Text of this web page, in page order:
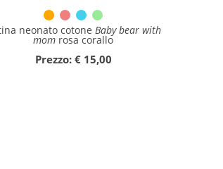
neonato cotone Baby bear with
mom rosa corallo
Prezzo: € 15,00